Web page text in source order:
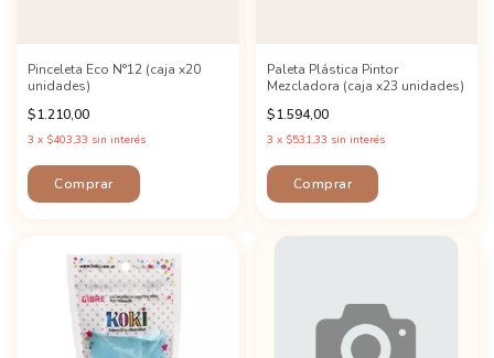
Pinceleta Eco N°12 (caja x20
unidades)
$1.210,00
3 x $403,33 sin interés
Paleta Plástica Pintor
Mezcladora (caja x23 unidades)
$1.594,00
3 x $531,33 sin interés